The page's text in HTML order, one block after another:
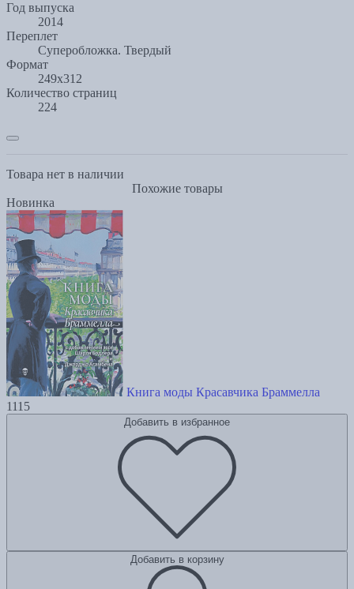
Год выпуска
2014
Переплет
Суперобложка. Твердый
Формат
249х312
Количество страниц
224
Товара нет в наличии
Похожие товары
Новинка
Книга моды Красавчика Браммелла
1115
Добавить в избранное
Добавить в корзину